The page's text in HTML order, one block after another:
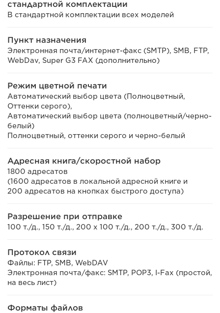
стандартной комплектации
В стандартной комплектации всех моделей
Пункт назначения
Электронная почта/интернет-факс (SMTP), SMB, FTP,
WebDav, Super G3 FAX (дополнительно)
Режим цветной печати
Автоматический выбор цвета (Полноцветный,
Оттенки серого),
Автоматический выбор цвета (полноцветный/черно-
белый)
Полноцветный, оттенки серого и черно-белый
Адресная книга/скоростной набор
1800 адресатов
(1600 адресатов в локальной адресной книге и
200 адресатов на кнопках быстрого доступа)
Разрешение при отправке
100 т./д., 150 т./д., 200 x 100 т./д., 200 т./д., 300 т./д.
Протокол связи
Файлы: FTP, SMB, WebDAV
Электронная почта/факс: SMTP, POP3, I-Fax (простой,
на весь лист)
Форматы файлов